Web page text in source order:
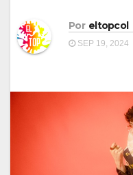
Por eltopcol
SEP 19, 2024